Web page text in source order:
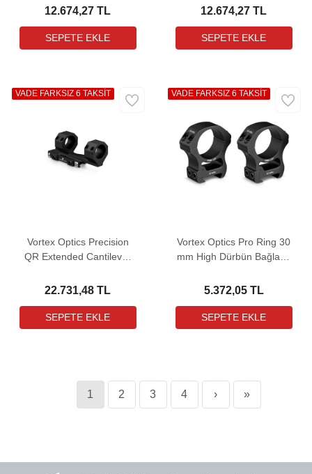
Ayağı (1")
12.674,27 TL
Bağlantı Ayağı (1,1")
12.674,27 TL
Vortex Optics Precision
QR Extended Cantilever
Bağlantı Ayağı
22.731,48 TL
VADE FARKSIZ 6 TAKSİT
Vortex Optics Pro Ring 30
mm High Dürbün Bağlantı
5.372,05 TL
VADE FARKSIZ 6 TAKSİT
1 2 3 4 › »